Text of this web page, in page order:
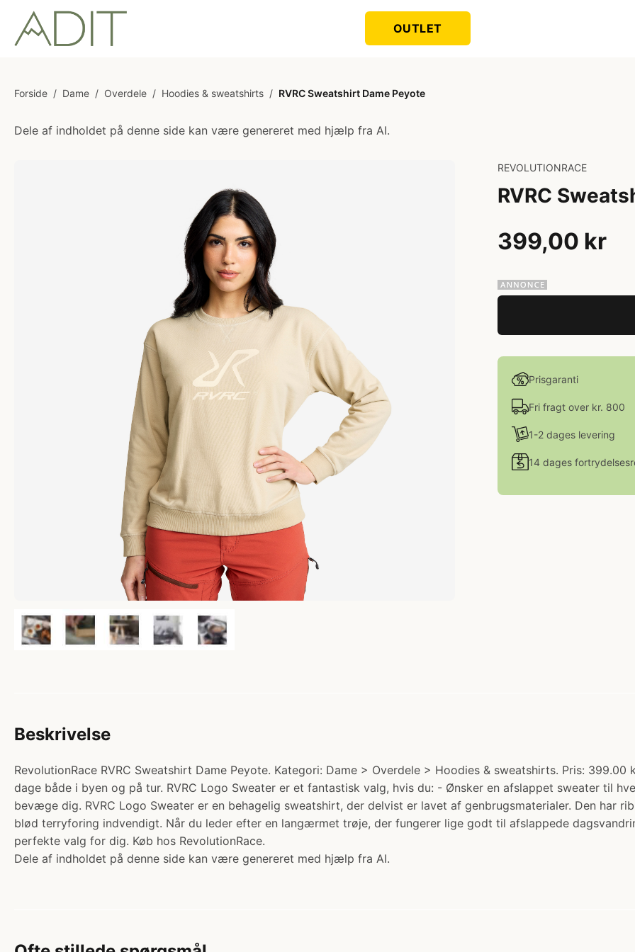
OUTLET
Forside / Dame / Overdele / Hoodies & sweatshirts / RVRC Sweatshirt Dame Peyote
Dele af indholdet på denne side kan være genereret med hjælp fra AI.
REVOLUTIONRACE
RVRC
399,00 kr
Prisgaranti
Fri fragt over kr. 800
1-2 dages levering
14 dages
Beskrivelse
RevolutionRace RVRC Sweatshirt Dame Peyote. Kategori: Dame > Overdele > Hoodies & sweatshirts. Pris:
dage både i byen og på tur. RVRC Logo Sweater er et fantastisk valg, hvis du: - Ønsker en afslappet sweater til
bevæge dig. RVRC Logo Sweater er en behagelig sweatshirt, der delvist er lavet af genbrugsmaterialer. Den har
blød terryforing indvendigt. Når du leder efter en langærmet trøje, der fungerer lige godt til afslappede
perfekte valg for dig. Køb hos RevolutionRace.
Dele af indholdet på denne side kan være genereret med hjælp fra AI.